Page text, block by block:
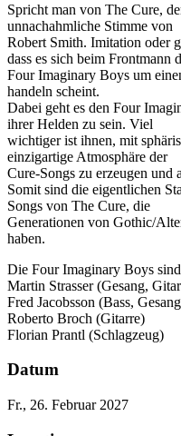
Spricht man von The Cure,
unnachahmliche Stimme von
Robert Smith. Imitation oder
dass es sich beim Frontmann
Four Imaginary Boys um
handeln scheint.
Dabei geht es den Four
ihrer Helden zu sein. Viel
wichtiger ist ihnen, mit
einzigartige Atmosphäre der
Cure-Songs zu erzeugen und
Somit sind die eigentlichen
Songs von The Cure, die
Generationen von Gothic/
haben.
Die Four Imaginary Boys
Martin Strasser (Gesang,
Fred Jacobsson (Bass,
Roberto Broch (Gitarre)
Florian Prantl (Schlagzeug)
Datum
Fr., 26. Februar 2027